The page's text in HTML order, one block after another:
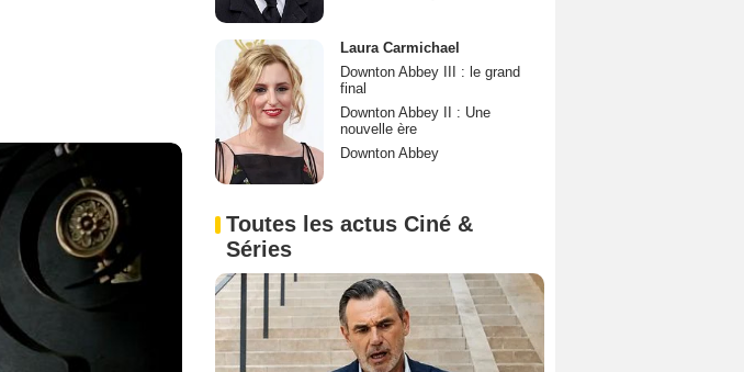
Laura Carmichael
Downton Abbey III : le grand
final
Downton Abbey II : Une
nouvelle ère
Downton Abbey
Toutes les actus Ciné &
Séries